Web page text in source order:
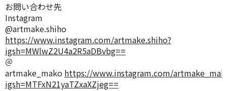
お問い合わせ先
Instagram
@artmake.shiho
https://www.instagram.com/artmake.shiho?
igsh=MWlwZ2U4a2R5aDBvbg==
＠
artmake_mako https://www.instagram.com/
igsh=MTFxN21yaTZxaXZjeg==